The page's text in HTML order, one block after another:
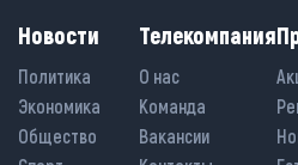
Новости
Политика
Экономика
Общество
Телекомпания
О нас
Команда
Вакансии